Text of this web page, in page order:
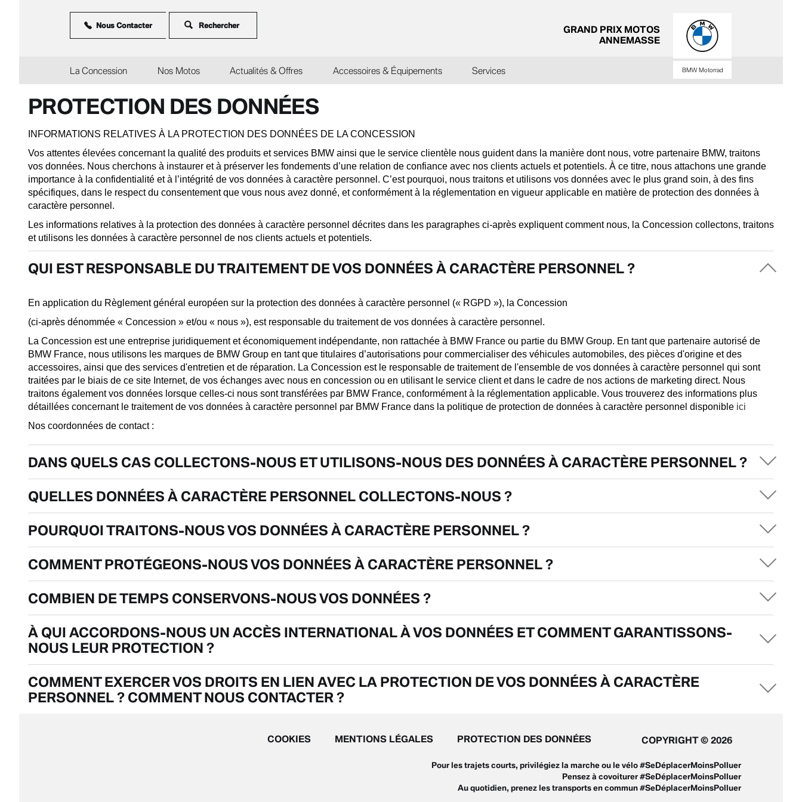
GRAND PRIX MOTOS
ANNEMASSE
BMW Motorrad
Nous Contacter
La Concession Nos Motos Actualités & Offres Accessoires & Équipements Services
PROTECTION DES DONNÉES
INFORMATIONS RELATIVES À LA PROTECTION DES DONNÉES DE LA CONCESSION
Vos attentes élevées concernant la qualité des produits et services BMW ainsi que le service clientèle nous guident dans la manière dont nous, votre partenaire BMW, traitons
vos données. Nous cherchons à instaurer et à préserver les fondements d’une relation de confiance avec nos clients actuels et potentiels. À ce titre, nous attachons une grande
importance à la confidentialité et à l’intégrité de vos données à caractère personnel. C’est pourquoi, nous traitons et utilisons vos données avec le plus grand soin, à des fins
spécifiques, dans le respect du consentement que vous nous avez donné, et conformément à la réglementation en vigueur applicable en matière de protection des données à
caractère personnel.
Les informations relatives à la protection des données à caractère personnel décrites dans les paragraphes ci-après expliquent comment nous, la Concession collectons, traitons
et utilisons les données à caractère personnel de nos clients actuels et potentiels.
QUI EST RESPONSABLE DU TRAITEMENT DE VOS DONNÉES À CARACTÈRE PERSONNEL ?
En application du Règlement général européen sur la protection des données à caractère personnel (« RGPD »), la Concession
(ci-après dénommée « Concession » et/ou « nous »), est responsable du traitement de vos données à caractère personnel.
La Concession est une entreprise juridiquement et économiquement indépendante, non rattachée à BMW France ou partie du BMW Group. En tant que partenaire autorisé de
BMW France, nous utilisons les marques de BMW Group en tant que titulaires d’autorisations pour commercialiser des véhicules automobiles, des pièces d'origine et des
accessoires, ainsi que des services d'entretien et de réparation. La Concession est le responsable de traitement de l'ensemble de vos données à caractère personnel qui sont
traitées par le biais de ce site Internet, de vos échanges avec nous en concession ou en utilisant le service client et dans le cadre de nos actions de marketing direct. Nous
traitons également vos données lorsque celles-ci nous sont transférées par BMW France, conformément à la réglementation applicable. Vous trouverez des informations plus
détaillées concernant le traitement de vos données à caractère personnel par BMW France dans la politique de protection de données à caractère personnel disponible ici
Nos coordonnées de contact :
DANS QUELS CAS COLLECTONS-NOUS ET UTILISONS-NOUS DES DONNÉES À CARACTÈRE PERSONNEL ?
QUELLES DONNÉES À CARACTÈRE PERSONNEL COLLECTONS-NOUS ?
POURQUOI TRAITONS-NOUS VOS DONNÉES À CARACTÈRE PERSONNEL ?
COMMENT PROTÉGEONS-NOUS VOS DONNÉES À CARACTÈRE PERSONNEL ?
COMBIEN DE TEMPS CONSERVONS-NOUS VOS DONNÉES ?
À QUI ACCORDONS-NOUS UN ACCÈS INTERNATIONAL À VOS DONNÉES ET COMMENT GARANTISSONS-
NOUS LEUR PROTECTION ?
COMMENT EXERCER VOS DROITS EN LIEN AVEC LA PROTECTION DE VOS DONNÉES À CARACTÈRE
PERSONNEL ? COMMENT NOUS CONTACTER ?
COOKIES MENTIONS LÉGALES PROTECTION DES DONNÉES COPYRIGHT © 2026
Pour les trajets courts, privilégiez la marche ou le vélo #SeDéplacerMoinsPolluer
Pensez à covoiturer #SeDéplacerMoinsPolluer
Au quotidien, prenez les transports en commun #SeDéplacerMoinsPolluer